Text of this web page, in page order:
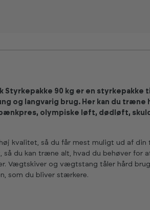
Styrkepakke 90 kg er en styrkepakke
og langvarig brug. Her kan du træne
olympiske løft, dødløft,
kvalitet, så du får mest muligt ud af
så du kan træne alt, hvad du behøver for
Vægtskiver og vægtstang tåler hård
som du bliver stærkere.